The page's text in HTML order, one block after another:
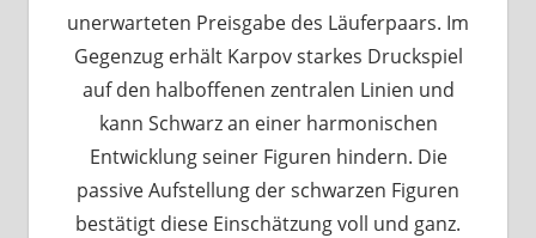
unerwarteten Preisgabe des Läuferpaars. Im
Gegenzug erhält Karpov starkes Druckspiel
auf den halboffenen zentralen Linien und
kann Schwarz an einer harmonischen
Entwicklung seiner Figuren hindern. Die
passive Aufstellung der schwarzen Figuren
bestätigt diese Einschätzung voll und ganz.